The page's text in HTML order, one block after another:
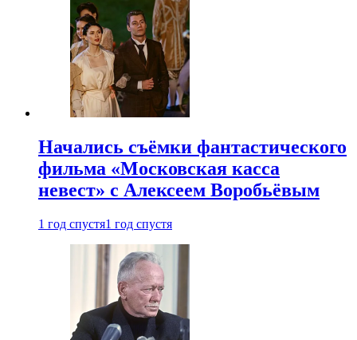
Начались съёмки фантастического
фильма «Московская касса
невест» с Алексеем Воробьёвым
1 год спустя1 год спустя